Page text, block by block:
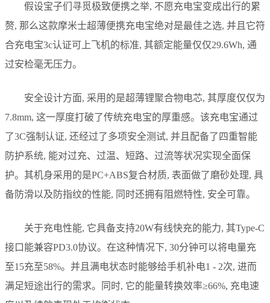
假设宝子们寻觅极致便携之举, 不愿充电宝变成出行的累
赘, 那么这款摩米士超薄便携充电宝绝对是最佳之选, 并且它符
合充电宝3c认证可上飞机的标准, 其额定能量仅仅29.6Wh, 通
过安检毫无压力。
安全设计方面, 采用的是超薄锂聚合物电芯, 其厚度仅仅为
7.8mm, 这一厚度打破了传统充电宝的厚重感。该充电宝通过
了3C强制认证, 还经过了多项安全测试, 并且配备了四重智能
防护系统, 能对过充、过温、短路、过流等状况实现全面保
护。其机身采用的是PC+ABS复合材质, 表面做了磨砂处理, 具
备防滑以及防指纹的性能, 同时还拥有阻燃特性, 安全可靠。
关于充电性能, 它具备支持20W有线快充的能力, 其Type-C
接口能兼容PD3.0协议。在这种情况下, 30分钟可以将电量充
至15充至58%。并且满电状态时能够给手机补电1 - 2次, 进而
满足短途出行的需求。同时, 它的能量转换效率≥66%, 充电速